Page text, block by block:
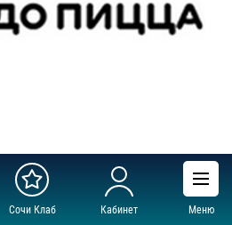
Сочи Клаб Кабинет Меню